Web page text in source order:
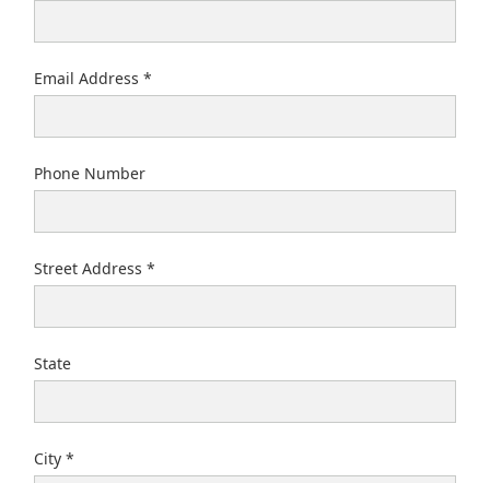
Email Address
Phone Number
Street Address
State
City